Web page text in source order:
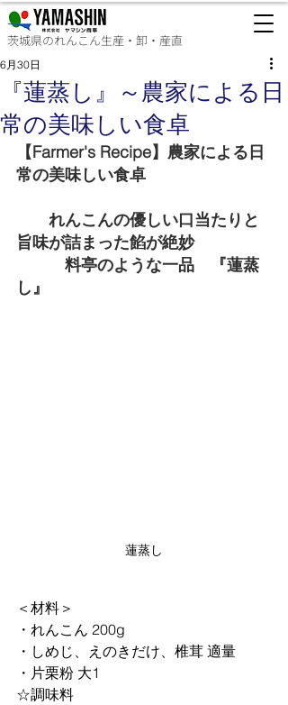
茨城県のれんこん生産・卸・産直
『蓮蒸し』～農家による日
常の美味しい食卓
6月30日
【Farmer's Recipe】農家による日
常の美味しい食卓
れんこんの優しい口当たりと
旨味が詰まった餡が絶妙
料亭のような一品　『蓮蒸
し』
蓮蒸し
＜材料＞
・れんこん 200g
・しめじ、えのきだけ、椎茸 適量
・片栗粉 大1
☆調味料